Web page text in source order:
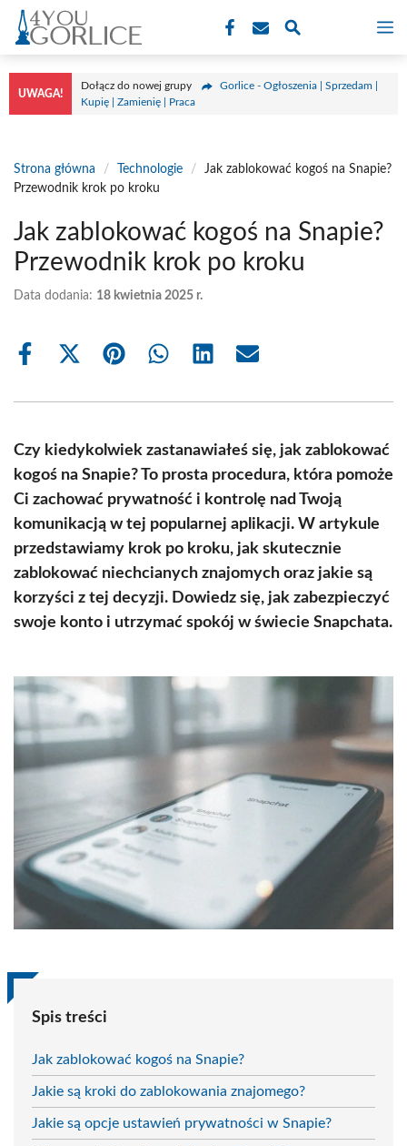
Przejdź
treści
UWAGA!
Dołącz do nowej grupy
Gorlice - Ogłoszenia | Sprzedam |
Kupię | Zamienię | Praca
Strona główna / Technologie /
Jak zablokować kogoś na Snapie?
Przewodnik krok po kroku
Jak zablokować kogoś na Snapie?
Przewodnik krok po kroku
Data dodania: 18 kwietnia 2025 r.
Share
Share
(Twitter)
Share Share Share Share
Czy kiedykolwiek zastanawiałeś się, jak zablokować
kogoś na Snapie? To prosta procedura, która pomoże
Ci zachować prywatność i kontrolę nad Twoją
komunikacją w tej popularnej aplikacji. W artykule
przedstawiamy krok po kroku, jak skutecznie
zablokować niechcianych znajomych oraz jakie są
korzyści z tej decyzji. Dowiedz się, jak zabezpieczyć
swoje konto i utrzymać spokój w świecie Snapchata.
Spis treści
Jak zablokować kogoś na Snapie?
Jakie są kroki do zablokowania znajomego?
Jakie są opcje ustawień prywatności w Snapie?